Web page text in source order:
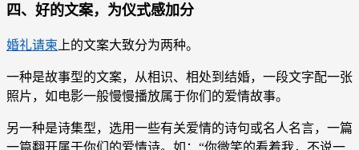
四、好的文案，为仪式感加分
婚礼请柬 上的文案大致分为两种。
一种是故事型的文案，从相识、相处到结婚，一段文字配一张
照片，如电影一般慢慢播放属于你们的爱情故事。
另一种是诗集型，选用一些有关爱情的诗句或名人名言，一篇
一篇翻开属于你们的爱情诗。如：“你微笑的看着我，不说一